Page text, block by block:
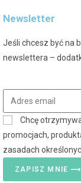
Newsletter
Jeśli chcesz być na
newslettera –
Chcę
promocjach,
zasadach
ZAPISZ MNIE ⟶